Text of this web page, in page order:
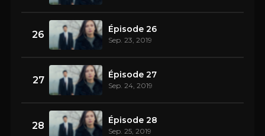
26 Épisode 26
Sep. 23, 2019
27 Épisode 27
Sep. 24, 2019
28 Épisode 28
Sep. 25, 2019